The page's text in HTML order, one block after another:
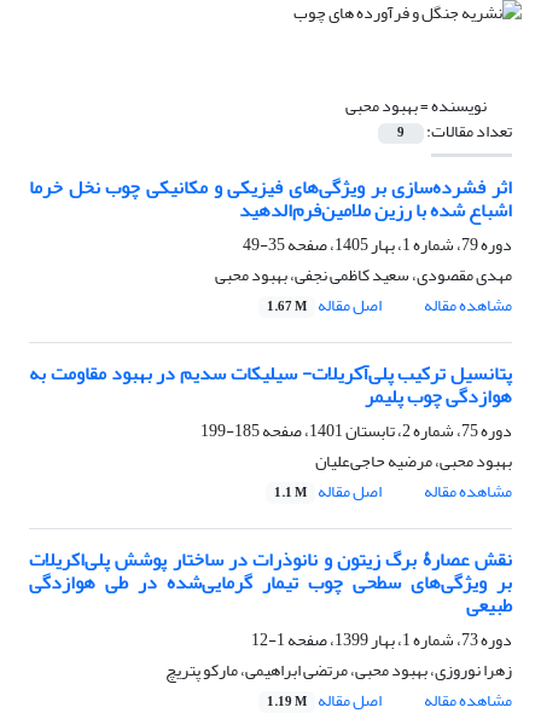
نویسنده =بهبود محبی
تعداد مقالات: 9
اثر فشرده‌‌سازی بر ویژگی‌های فیزیکی و مکانیکی چوب نخل خرما
اشباع شده با رزین ملامین‌فرم‌الدهید
دوره 79، شماره 1، بهار 1405، صفحه
35-49
مهدی مقصودی، سعید کاظمی نجفی، بهبود محبی
مشاهده مقاله
اصل مقاله 1.67 M
پتانسیل ترکیب پلی‌آکریلات- سیلیکات سدیم در بهبود مقاومت به
هوازدگی چوب پلیمر
دوره 75، شماره 2، تابستان 1401، صفحه
185-199
بهبود محبی، مرضیه حاجی‌علیان
مشاهده مقاله
اصل مقاله 1.1 M
نقش عصارۀ برگ زیتون و نانوذرات در ساختار پوشش پلی‌اکریلات
بر ویژگی‌های سطحی چوب تیمار گرمایی‌شده در طی هوازدگی
طبیعی
دوره 73، شماره 1، بهار 1399، صفحه
1-12
زهرا نوروزی، بهبود محبی، مرتضی ابراهیمی، مارکو پتریچ
مشاهده مقاله
اصل مقاله 1.19 M